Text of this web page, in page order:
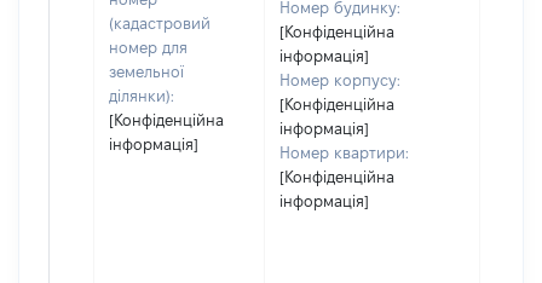
(кадастровий
номер для
земельної
ділянки):
[Конфіденційна
інформація]
Номер будинку:
[Конфіденційна
інформація]
Номер корпусу:
[Конфіденційна
інформація]
Номер квартири:
[Конфіденційна
інформація]